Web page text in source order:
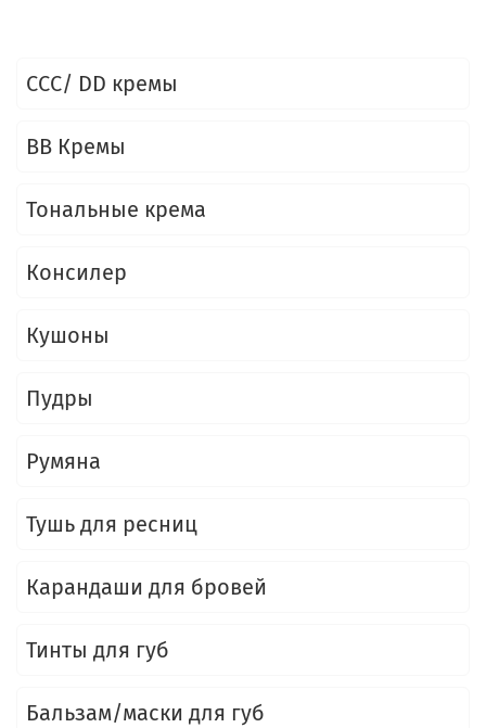
ССС/ DD кремы
BB Кремы
Тональные крема
Консилер
Кушоны
Пудры
Румяна
Тушь для ресниц
Карандаши для бровей
Тинты для губ
Бальзам/маски для губ